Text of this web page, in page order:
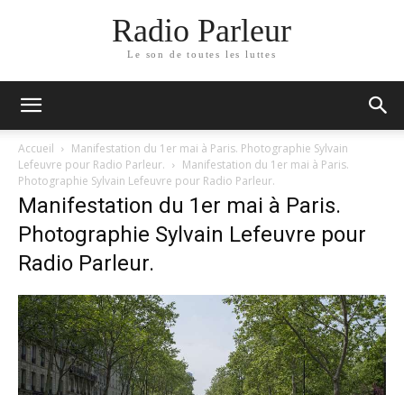
Radio Parleur
Le son de toutes les luttes
Accueil
Manifestation du 1er mai à Paris. Photographie Sylvain
Lefeuvre pour Radio Parleur.
Manifestation du 1er mai à Paris.
Photographie Sylvain Lefeuvre pour Radio Parleur.
Manifestation du 1er mai à Paris.
Photographie Sylvain Lefeuvre pour
Radio Parleur.